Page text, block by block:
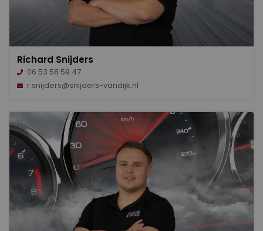
Richard Snijders
06 53 58 59 47
r.snijders@snijders-vandijk.nl